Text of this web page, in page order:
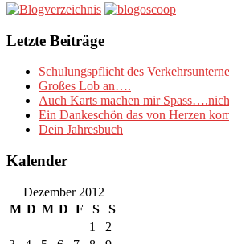
Letzte Beiträge
Schulungspflicht des
Großes Lob an….
Auch Karts machen mir
Ein Dankeschön das von Herzen
Dein Jahresbuch
Kalender
Dezember 2012
M D M D F S
S
1
2